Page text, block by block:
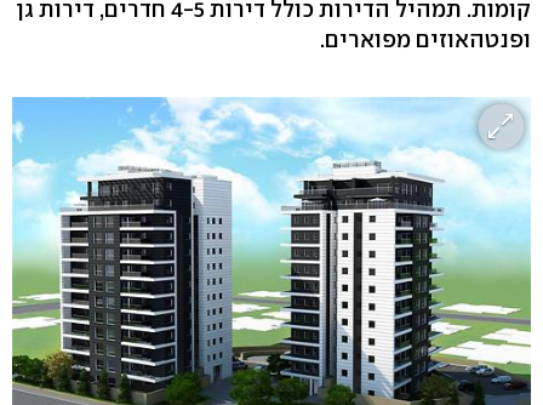
קומות. תמהיל הדירות כולל דירות 4-5 חדרים, דירות גן
ופנטהאוזים מפוארים.